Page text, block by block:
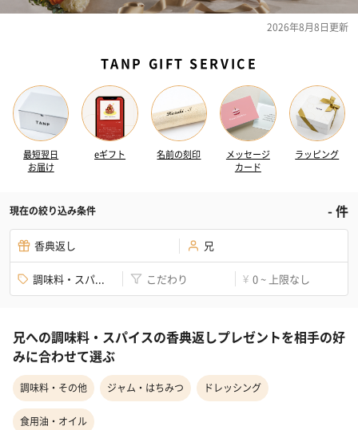
2026年8月8日更新
TANP GIFT SERVICE
最短翌日
お届け
eギフト 名前の刻印
メッセージ
カード
ラッピング
現在の絞り込み条件 -件
香典返し 兄
調味料・スパ... こだわり ¥ 0 ~ 上限なし
兄への調味料・スパイスの香典返しプレゼントを相手の好
みに合わせて選ぶ
調味料・その他 ジャム・はちみつ ドレッシング
食用油・オイル